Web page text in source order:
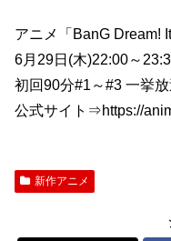
アニメ「BanG Dream!
6月29日(木)22:00～
初回90分#1～#3 一挙放
公式サイト⇒https://
新作アニメ